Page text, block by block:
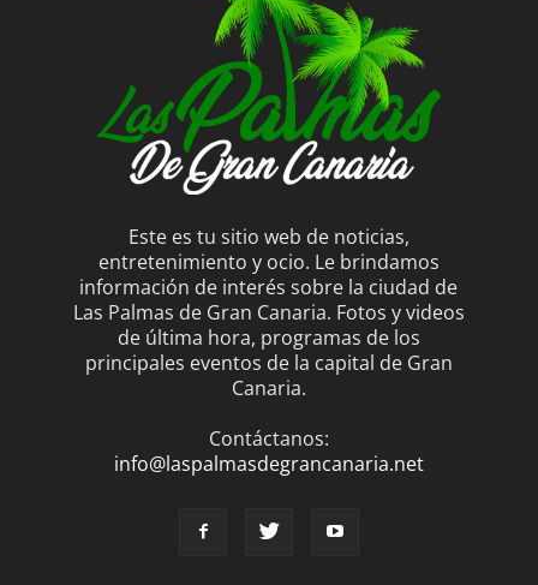
Este es tu sitio web de noticias,
entretenimiento y ocio. Le brindamos
información de interés sobre la ciudad de
Las Palmas de Gran Canaria. Fotos y videos
de última hora, programas de los
principales eventos de la capital de Gran
Canaria.
Contáctanos:
info@laspalmasdegrancanaria.net